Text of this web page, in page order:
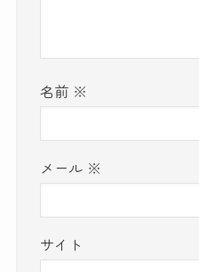
名前 ※
メール ※
サイト